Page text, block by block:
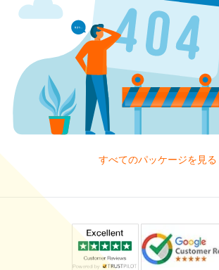
すべてのパッケージを見る